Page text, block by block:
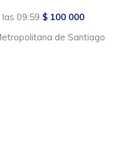
09:59 $ 100 000
de Santiago